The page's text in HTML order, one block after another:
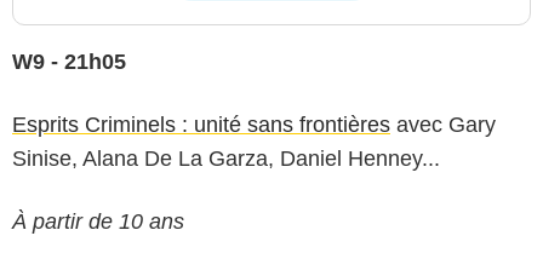
W9 - 21h05
Esprits Criminels : unité sans frontières avec Gary
Sinise, Alana De La Garza, Daniel Henney...
À partir de 10 ans